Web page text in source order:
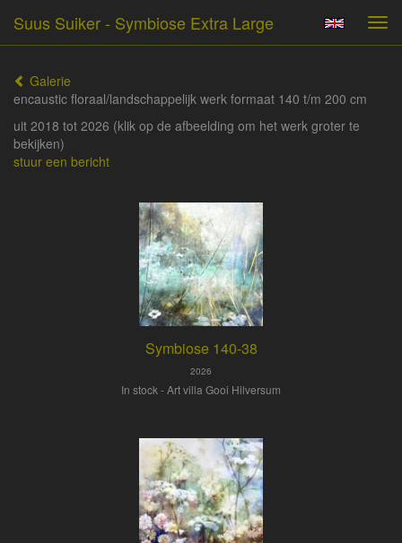
Suus Suiker - Symbiose Extra Large
Galerie
encaustic floraal/landschappelijk werk formaat 140 t/m 200 cm
uit 2018 tot 2026 (klik op de afbeelding om het werk groter te
bekijken)
stuur een bericht
Symbiose 140-38
2026
In stock - Art villa Gooi Hilversum